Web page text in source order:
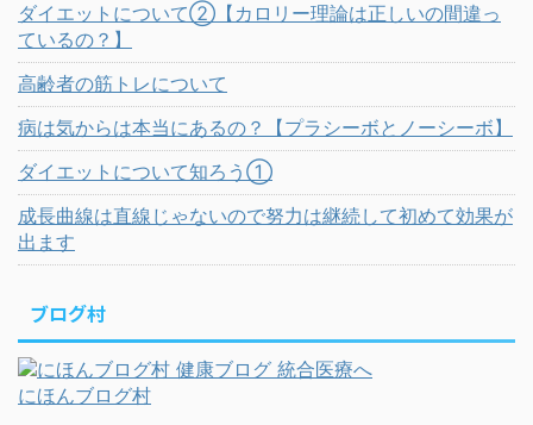
ダイエットについて②【カロリー理論は正しいの間違っ
ているの？】
高齢者の筋トレについて
病は気からは本当にあるの？【プラシーボとノーシーボ】
ダイエットについて知ろう①
成長曲線は直線じゃないので努力は継続して初めて効果が
出ます
ブログ村
にほんブログ村